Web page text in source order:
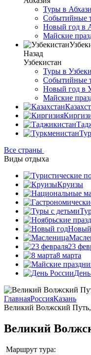
Туры в
Событийные
Новый год в
Майские
Назад
Узбекистан
Туры в
Событийные
Новый год в
Майские
Все страны
Виды отдыха
Круизы
23
8 марта
ГлавнаяРоссияКазань
Великий Волжский Путь,
Великий
Маршрут тура: